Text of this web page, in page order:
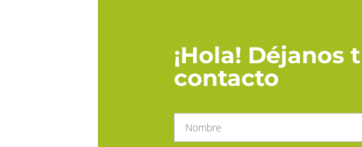
¡Hola! Déjanos
contacto